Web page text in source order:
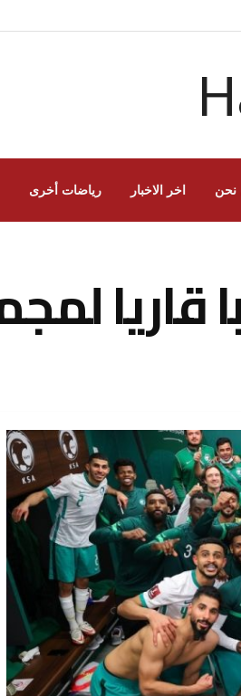
نحن اخر الاخبار رياضات أخرى